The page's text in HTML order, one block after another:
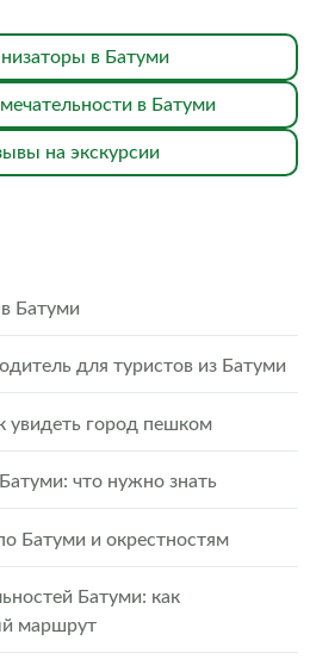
в Батуми
в Батуми
на экскурсии
Батуми
для туристов из Батуми
увидеть город пешком
что нужно знать
Батуми и окрестностям
Батуми: как
маршрут